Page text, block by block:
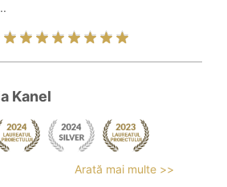
Kanel
Arată mai multe >>